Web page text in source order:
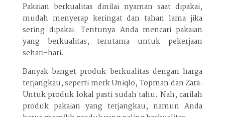
Pakaian berkualitas dinilai nyaman saat dipakai,
mudah menyerap keringat dan tahan lama jika
sering dipakai. Tentunya Anda mencari pakaian
yang berkualitas, terutama untuk pekerjaan
sehari-hari.
Banyak banget produk berkualitas dengan harga
terjangkau, seperti merk Uniqlo, Topman dan Zara.
Untuk produk lokal pasti sudah tahu. Nah, carilah
produk pakaian yang terjangkau, namun Anda